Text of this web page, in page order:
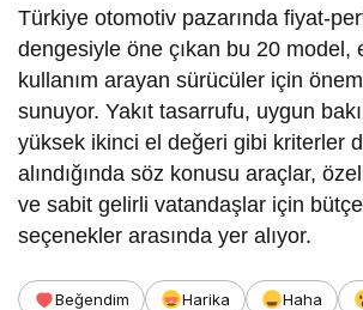
Türkiye otomotiv pazarında fiyat-
dengesiyle öne çıkan bu 20 model,
kullanım arayan sürücüler için
sunuyor. Yakıt tasarrufu, uygun
yüksek ikinci el değeri gibi kriterler
alındığında söz konusu araçlar,
ve sabit gelirli vatandaşlar için
seçenekler arasında yer alıyor.
Beğendim Harika Haha